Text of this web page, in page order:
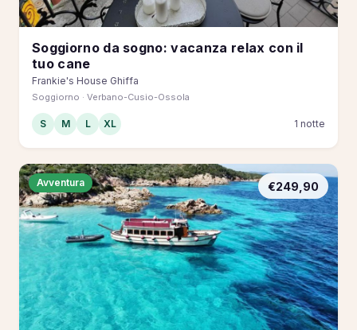
Soggiorno da sogno: vacanza relax con il
tuo cane
Frankie's House Ghiffa
Soggiorno · Verbano-Cusio-Ossola
S M L XL 1 notte
Avventura €249,90